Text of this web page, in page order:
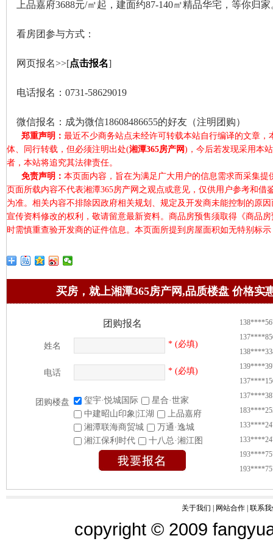
上品嘉府3688元/㎡起，建面约87-140㎡精品华宅，等你归家
看房团参与方式：
网页报名>>[点击报名]
电话报名：0731-58629019
微信报名：成为微信18608486655的好友（注明团购）
郑重声明： 最近不少商务站点未经许可转载本站自行编译的文章，
体、同行转载，但必须注明出处(湘潭365房产网)，今后若发现采用本
者，本站将追究其法律责任。
免责声明： 本页面内容，旨在为满足广大用户的信息需求而采集提
页面所载内容不代表湘潭365房产网之观点或意见，仅供用户参考和借
为准。相关内容不排除因政府相关规划、规定及开发商未能控制的原
宣传资料修改的权利，敬请留意最新资料。商品房预售须取得《商品
时需慎重查验开发商的证件信息。本页面所提到房屋面积如无特别标
买房，就上湘潭365房产网,品质楼盘 价格实
团购报名
姓名 * (必填)
电话 * (必填)
团购楼盘 玺宇·悦城国际
星合·世家
中建昭山印象|江湖
上品嘉府
湘潭联海商贸城
万通·逸城
湘江保利时代
十八总·湘江图
关于我们 网站合作 联系
copyright © 2009